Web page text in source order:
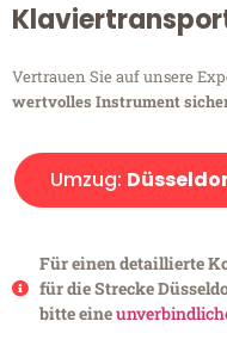
Vertrauen Sie auf unsere
wertvolles Instrument
Umzug:
Für einen detaillierte
für die Strecke
bitte eine